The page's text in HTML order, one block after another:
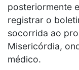
posteriormente
registrar o
socorrida ao
Misericórdia,
médico.